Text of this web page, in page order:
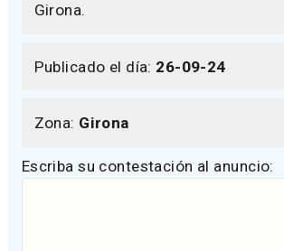
Girona.
Publicado el día: 26-09-24
Zona: Girona
Escriba su contestación al anuncio: